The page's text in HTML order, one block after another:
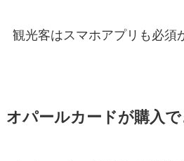
観光客はスマホアプリも必須
オパールカードが購入で